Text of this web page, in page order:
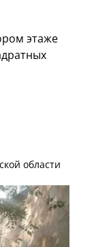
этаже
области